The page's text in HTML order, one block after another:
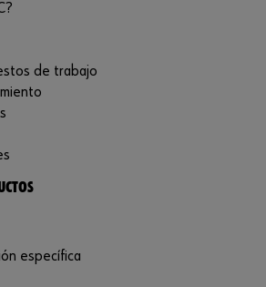
de trabajo
específica